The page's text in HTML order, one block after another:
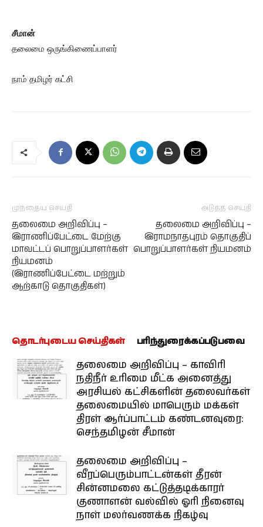
சீமான்
தலைமை ஒருங்கிணைப்பாளர்
நாம் தமிழர் கட்சி
முந்தைய செய்தி
தலைமை அறிவிப்பு –
இராணிப்பேட்டை மேற்கு
மாவட்டப் பொறுப்பாளர்கள்
நியமனம்
(இராணிப்பேட்டை மற்றும்
ஆற்காடு தொகுதிகள்)
அடுத்த செய்தி
தலைமை அறிவிப்பு –
இராமநாதபுரம் தொகுதிப்
பொறுப்பாளர்கள் நியமனம்
தொடர்புடைய செய்திகள் பரிந்துரைக்கப்படுபவை
தலைமை அறிவிப்பு – காவிரி
நதிநீர் உரிமை மீட்க அனைத்து
அரசியல் கட்சிகளின் தலைவர்கள்
தலைமையில் மாபெரும் மக்கள்
திரள் ஆர்ப்பாட்டம் கண்டனவுரை:
செந்தமிழன் சீமான்
தலைமை அறிவிப்பு –
வீரப்பெரும்பாட்டன்கள் தீரன்
சின்னமலை கட்டுத்தடிக்காரர்
குணாளன் வல்வில் ஓரி நினைவு
நாள் மலர்வணக்க நிகழ்வு